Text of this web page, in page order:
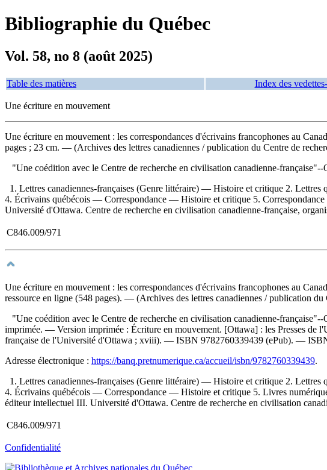
Bibliographie du Québec
Vol. 58, no 8 (août 2025)
Table des matières Index des
Une écriture en mouvement
Une écriture en mouvement : les correspondances d'écrivains francophones au
pages ; 23 cm. — (Archives des lettres canadiennes / publication du Centre de
"Une coédition avec le Centre de recherche en civilisation canadienne-
1. Lettres canadiennes-françaises (Genre littéraire) — Histoire et critique 2.
4. Écrivains québécois — Correspondance — Histoire et critique 5.
Université d'Ottawa. Centre de recherche en civilisation canadienne-française,
C846.009/971
Une écriture en mouvement : les correspondances d'écrivains francophones au
ressource en ligne (548 pages). — (Archives des lettres canadiennes / publication
"Une coédition avec le Centre de recherche en civilisation canadienne-
imprimée. — Version imprimée : Écriture en mouvement. [Ottawa] : les Presses de
française de l'Université d'Ottawa ; xviii). — ISBN 9782760339439 (ePub). —
Adresse électronique : https://banq.pretnumerique.ca/accueil/isbn/9782760339439.
1. Lettres canadiennes-françaises (Genre littéraire) — Histoire et critique 2.
4. Écrivains québécois — Correspondance — Histoire et critique 5. Livres
éditeur intellectuel III. Université d'Ottawa. Centre de recherche en civilisation
C846.009/971
Confidentialité